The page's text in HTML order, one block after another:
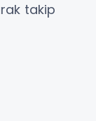
takip